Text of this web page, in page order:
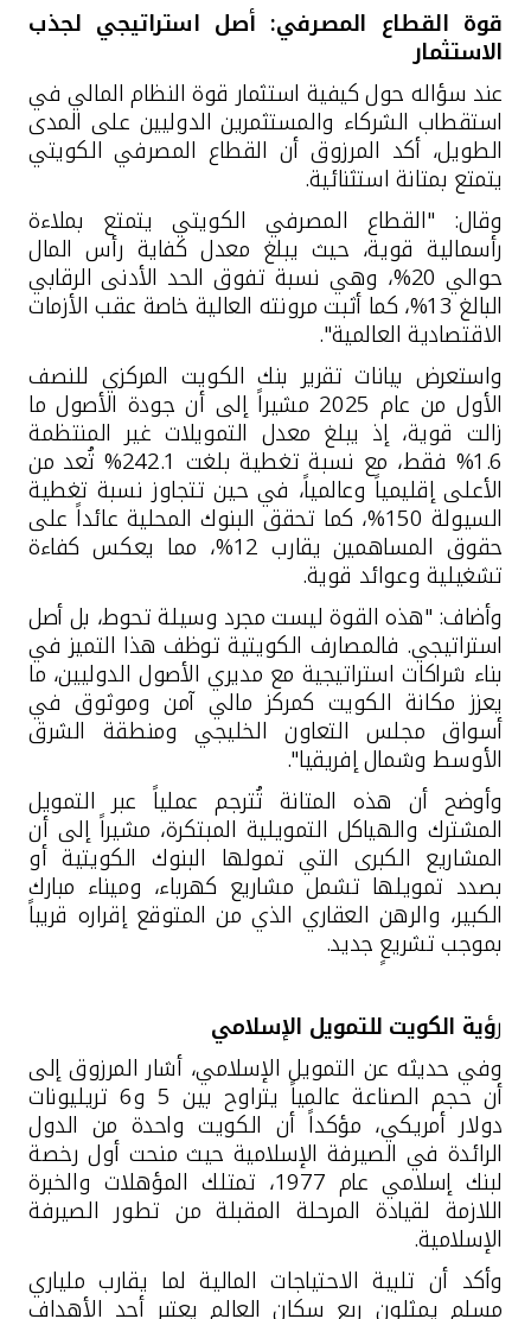
قوة القطاع المصرفي: أصل استراتيجي لجذب
الاستثمار
عند سؤاله حول كيفية استثمار قوة النظام المالي في
استقطاب الشركاء والمستثمرين الدوليين على المدى
الطويل، أكد المرزوق أن القطاع المصرفي الكويتي
يتمتع بمتانة استثنائية.
وقال: "القطاع المصرفي الكويتي يتمتع بملاءة
رأسمالية قوية، حيث يبلغ معدل كفاية رأس المال
حوالي 20%، وهي نسبة تفوق الحد الأدنى الرقابي
البالغ 13%، كما أثبت مرونته العالية خاصة عقب الأزمات
الاقتصادية العالمية".
واستعرض بيانات تقرير بنك الكويت المركزي للنصف
الأول من عام 2025 مشيراً إلى أن جودة الأصول ما
زالت قوية، إذ يبلغ معدل التمويلات غير المنتظمة
1.6% فقط، مع نسبة تغطية بلغت 242.1% تُعد من
الأعلى إقليمياً وعالمياً، في حين تتجاوز نسبة تغطية
السيولة 150%، كما تحقق البنوك المحلية عائداً على
حقوق المساهمين يقارب 12%، مما يعكس كفاءة
تشغيلية وعوائد قوية.
وأضاف: "هذه القوة ليست مجرد وسيلة تحوط، بل أصل
استراتيجي. فالمصارف الكويتية توظف هذا التميز في
بناء شراكات استراتيجية مع مديري الأصول الدوليين، ما
يعزز مكانة الكويت كمركز مالي آمن وموثوق في
أسواق مجلس التعاون الخليجي ومنطقة الشرق
الأوسط وشمال إفريقيا".
وأوضح أن هذه المتانة تُترجم عملياً عبر التمويل
المشترك والهياكل التمويلية المبتكرة، مشيراً إلى أن
المشاريع الكبرى التي تمولها البنوك الكويتية أو
بصدد تمويلها تشمل مشاريع كهرباء، وميناء مبارك
الكبير، والرهن العقاري الذي من المتوقع إقراره قريباً
بموجب تشريعٍ جديد.
رؤية الكويت للتمويل الإسلامي
وفي حديثه عن التمويل الإسلامي، أشار المرزوق إلى
أن حجم الصناعة عالمياً يتراوح بين 5 و6 تريليونات
دولار أمريكي، مؤكداً أن الكويت واحدة من الدول
الرائدة في الصيرفة الإسلامية حيث منحت أول رخصة
لبنك إسلامي عام 1977، تمتلك المؤهلات والخبرة
اللازمة لقيادة المرحلة المقبلة من تطور الصيرفة
الإسلامية.
وأكد أن تلبية الاحتياجات المالية لما يقارب ملياري
مسلم يمثلون ربع سكان العالم يعتبر أحد الأهداف